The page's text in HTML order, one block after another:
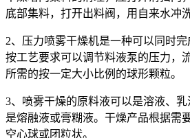
底部集料，打开出料阀，用自来水冲
2、压力喷雾干燥机是一种可以同时完
按工艺要求可以调节料液泵的压力，
所需的按一定大小比例的球形颗粒。
3、喷雾干燥的原料液可以是溶液、
是熔融液或膏糊液。干燥产品根据需
空心球或团粒状。